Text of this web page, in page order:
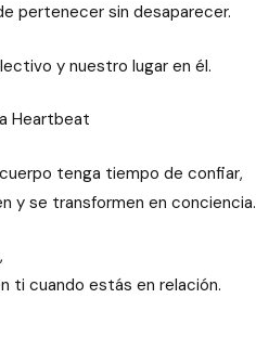
pertenecer sin desaparecer.
y nuestro lugar en él.
Heartbeat
tenga tiempo de confiar,
y se transformen en conciencia.
ti cuando estás en relación.